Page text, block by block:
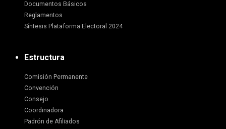
Documentos Básicos
Reglamentos
Síntesis Plataforma Electoral 2024
Estructura
Comisión Permanente
Convención
Consejo
Coordinadora
Padrón de Afiliados